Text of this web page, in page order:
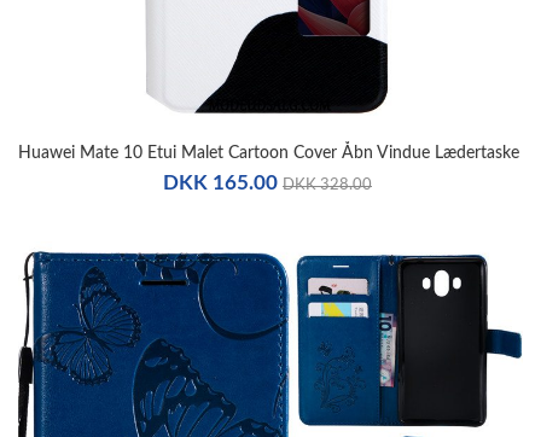
Huawei Mate 10 Etui Malet Cartoon Cover Åbn Vindue Lædertaske
DKK 165.00 DKK 328.00